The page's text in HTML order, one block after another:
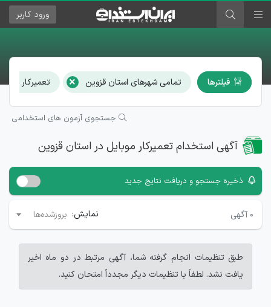
ورود کاربر
فیلترها تمامی شهرهای استان قزوین × تعمیرکار
جستجوی آزمون های استخدامی
آگهی استخدام تعمیرکار موبایل در استان قزوین
ذخیره جستجو و دریافت نتایج جدید
۰ آگهی نمایش: بروزشده‌ها
طبق تنظیمات انجام گرفته شما، آگهی مرتبط در دو ماه اخیر
یافت نشد. لطفاً با تنظیمات دیگر مجدداً امتحان کنید.